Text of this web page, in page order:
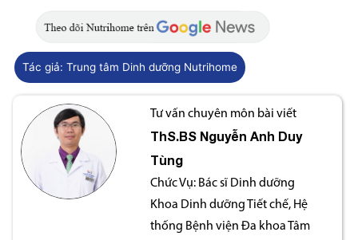
Tác giả: Trung tâm Dinh dưỡng Nutrihome
Tư vấn chuyên môn bài viết
ThS.BS Nguyễn Anh Duy
Tùng
Chức Vụ: Bác sĩ Dinh dưỡng
Khoa Dinh dưỡng Tiết chế, Hệ
thống Bệnh viện Đa khoa Tâm